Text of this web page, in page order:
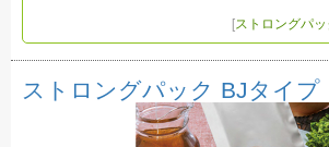
[ストロングパ
ストロングパック BJタイプ